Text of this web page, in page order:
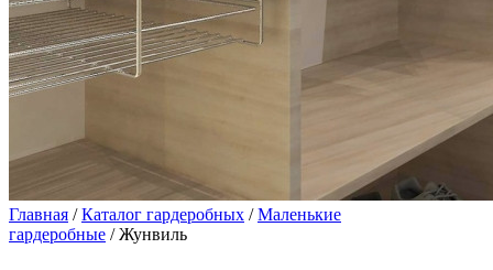
Главная /Каталог гардеробных /Маленькие
гардеробные / Жунвиль